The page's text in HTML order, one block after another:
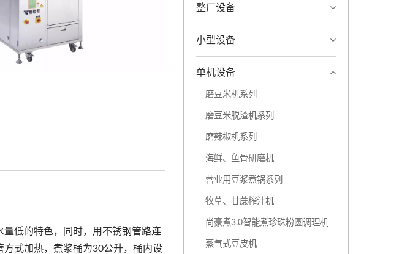
低的特色，同时，用不锈钢管路连
式加热，煮浆桶为30公升，桶内设
整厂设备
小型设备
单机设备
磨豆米机系列
磨豆米脱渣机系列
磨辣椒机系列
海鲜、鱼骨研磨机
营业用豆浆煮锅系列
牧草、甘蔗榨汁机
尚豪煮3.0智能煮珍珠粉圆调理机
蒸气式豆皮机